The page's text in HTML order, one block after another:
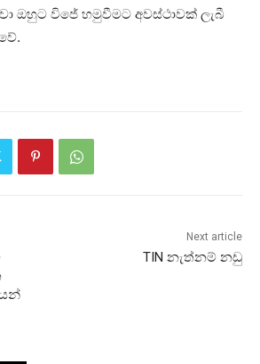
ඔහුට විජේ හමුවීමට අවස්ථාවක් ලැබී
Next article
TIN නැත්නම් නඩු